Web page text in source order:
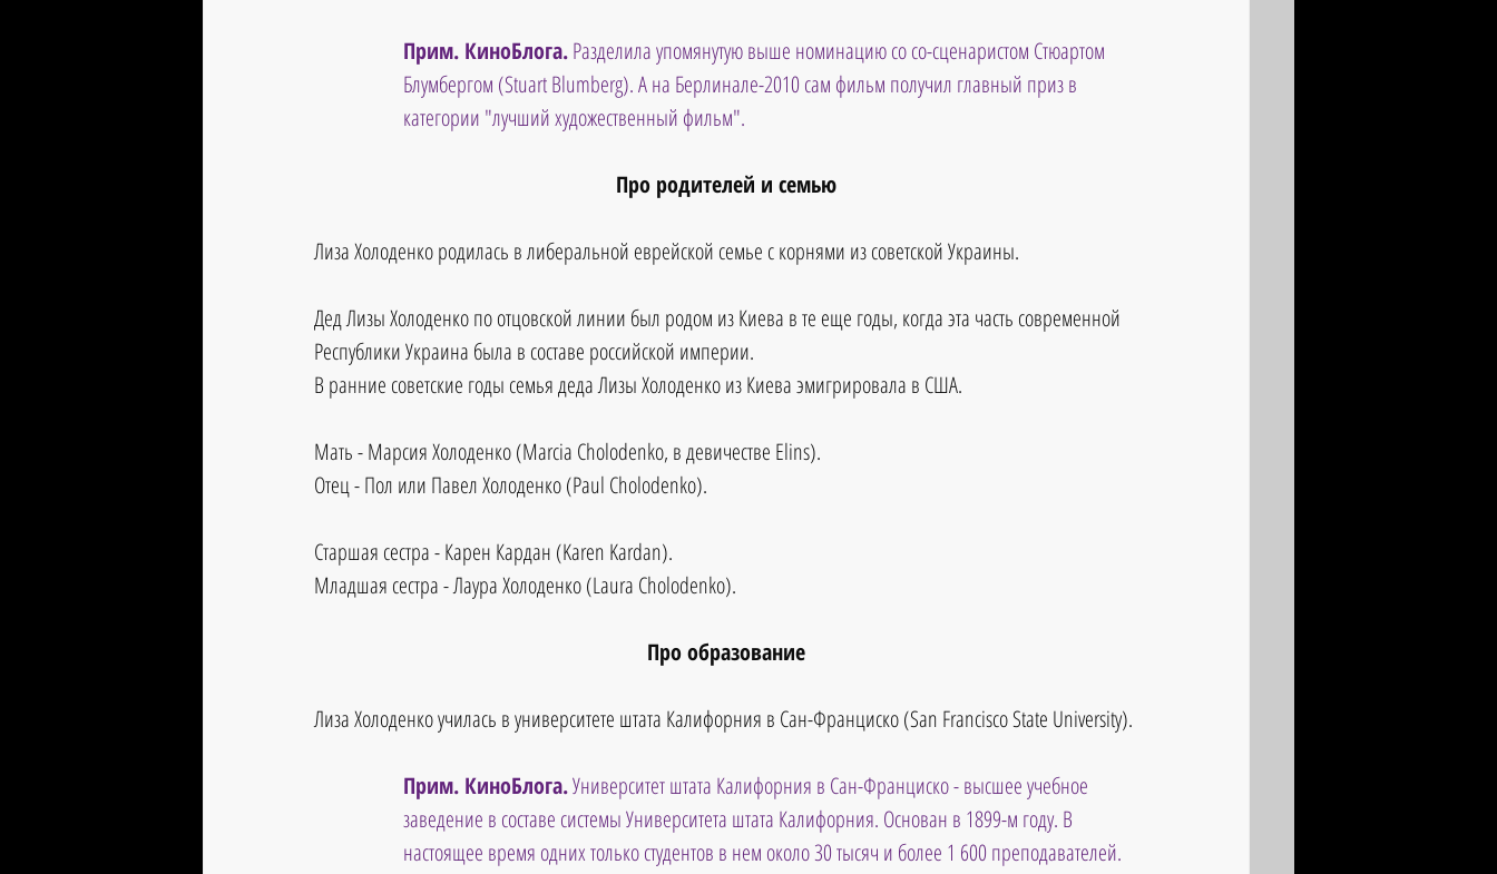
Прим. КиноБлога. Разделила упомянутую выше номинацию со со-сценаристом Стюартом
Блумбергом (Stuart Blumberg). А на Берлинале-2010 сам фильм получил главный приз в
категории "лучший художественный фильм".
Про родителей и семью
Лиза Холоденко родилась в либеральной еврейской семье с корнями из советской Украины.
Дед Лизы Холоденко по отцовской линии был родом из Киева в те еще годы, когда эта часть современной
Республики Украина была в составе российской империи.
В ранние советские годы семья деда Лизы Холоденко из Киева эмигрировала в США.
Мать - Марсия Холоденко (Marcia Cholodenko, в девичестве Elins).
Отец - Пол или Павел Холоденко (Paul Cholodenko).
Старшая сестра - Карен Кардан (Karen Kardan).
Младшая сестра - Лаура Холоденко (Laura Cholodenko).
Про образование
Лиза Холоденко училась в университете штата Калифорния в Сан-Франциско (San Francisco State University).
Прим. КиноБлога. Университет штата Калифорния в Сан-Франциско - высшее учебное
заведение в составе системы Университета штата Калифорния. Основан в 1899-м году. В
настоящее время одних только студентов в нем около 30 тысяч и более 1 600 преподавателей.